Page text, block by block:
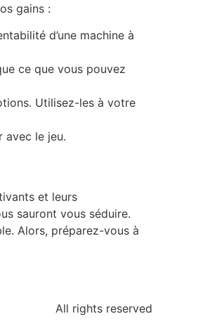
gains :
d’une machine à
ce que vous pouvez
Utilisez-les à votre
avec le jeu.
et leurs
sauront vous séduire.
Alors, préparez-vous à
All rights reserved